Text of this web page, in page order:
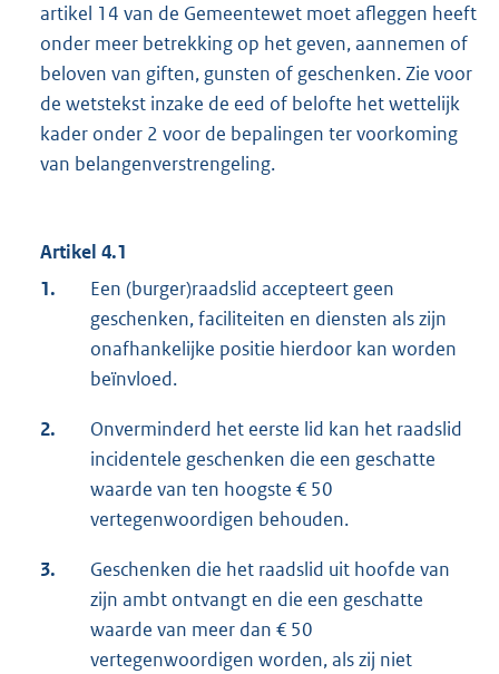
artikel 14 van de Gemeentewet moet afleggen heeft
onder meer betrekking op het geven, aannemen of
beloven van giften, gunsten of geschenken. Zie voor
de wetstekst inzake de eed of belofte het wettelijk
kader onder 2 voor de bepalingen ter voorkoming
van belangenverstrengeling.
Artikel 4.1
1.
Een (burger)raadslid accepteert geen
geschenken, faciliteiten en diensten als zijn
onafhankelijke positie hierdoor kan worden
beïnvloed.
2.
Onverminderd het eerste lid kan het raadslid
incidentele geschenken die een geschatte
waarde van ten hoogste € 50
vertegenwoordigen behouden.
3.
Geschenken die het raadslid uit hoofde van
zijn ambt ontvangt en die een geschatte
waarde van meer dan € 50
vertegenwoordigen worden, als zij niet